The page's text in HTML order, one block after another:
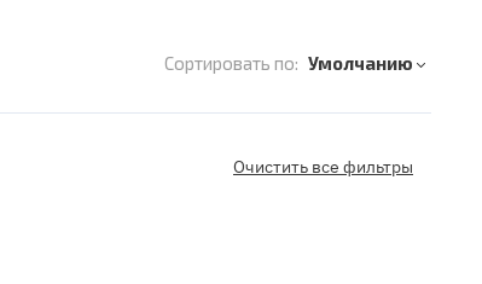
Сортировать по: Умолчанию
Очистить все фильтры